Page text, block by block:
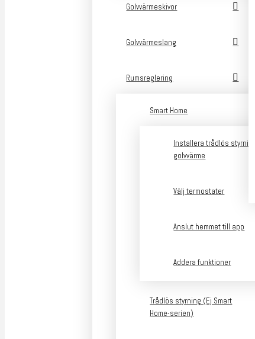
Golvvärmeskivor
Golvvärmeslang
Rumsreglering
Smart Home
Installera trådlös styrning
golvvärme
Välj termostater
Anslut hemmet till app
Addera funktioner
Trådlös styrning (Ej Smart
Home-serien)